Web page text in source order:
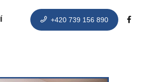
+420 739 156 890